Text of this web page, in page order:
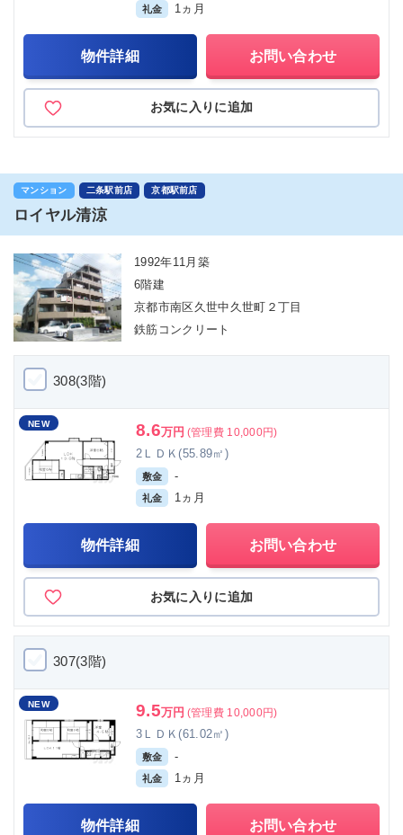
礼金 1ヵ月
物件詳細 お問い合わせ
お気に入りに追加
マンション 二条駅前店 京都駅前店
ロイヤル清涼
1992年11月築
6階建
京都市南区久世中久世町２丁目
鉄筋コンクリート
308(3階)
NEW 8.6万円 (管理費 10,000円)
2ＬＤＫ(55.89㎡)
敷金 -
礼金 1ヵ月
物件詳細 お問い合わせ
お気に入りに追加
307(3階)
NEW 9.5万円 (管理費 10,000円)
3ＬＤＫ(61.02㎡)
敷金 -
礼金 1ヵ月
物件詳細 お問い合わせ